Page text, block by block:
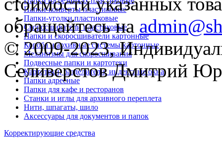
Папки-конверты пластиковые
Папки-уголки пластиковые
Скоросшиватели пластиковые
Папки и скоросшиватели картонные
Короба и архивные системы картонные
Механизмы для скоросшивания
Подвесные папки и картотеки
Картотеки, разделители, индексные окна
Папки адресные
Папки для кафе и ресторанов
Станки и иглы для архивного переплета
Нити, шпагаты, шило
Аксессуары для документов и папок
Корректирующие средства
обращайтесь на
© 2009-2023,
Селиверстов Дмитрий